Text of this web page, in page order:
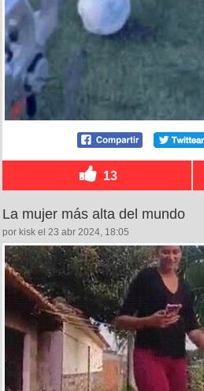
13
La mujer más alta del mundo
por kisk el 23 abr 2024, 18:05